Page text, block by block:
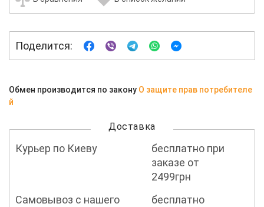
Поделится:
Обмен производится по закону О защите прав потребителе
й
Доставка
Курьер по Киеву
бесплатно при
заказе от
2499грн
Самовывоз с нашего
бесплатно